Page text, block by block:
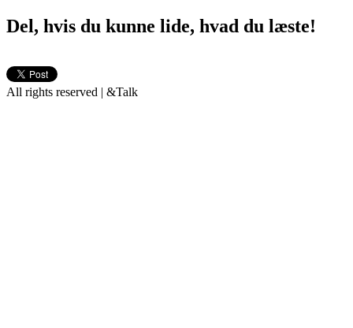
Del, hvis du kunne lide, hvad du læste!
All rights reserved | &Talk